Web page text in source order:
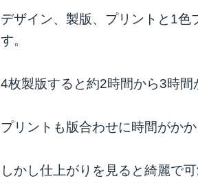
デザイン、製版、プリントと1
す。
4枚製版すると約2時間から3時間
プリントも版合わせに時間がか
しかし仕上がりを見ると綺麗で